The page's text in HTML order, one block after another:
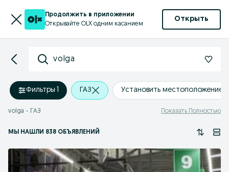
Продолжить в приложении
Открывайте OLX одним касанием
Открыть
volga
Фильтры·1 ГАЗ Установить местоположение
volga - ГАЗ Показать Полностью
МЫ НАШЛИ 838 ОБЪЯВЛЕНИЙ